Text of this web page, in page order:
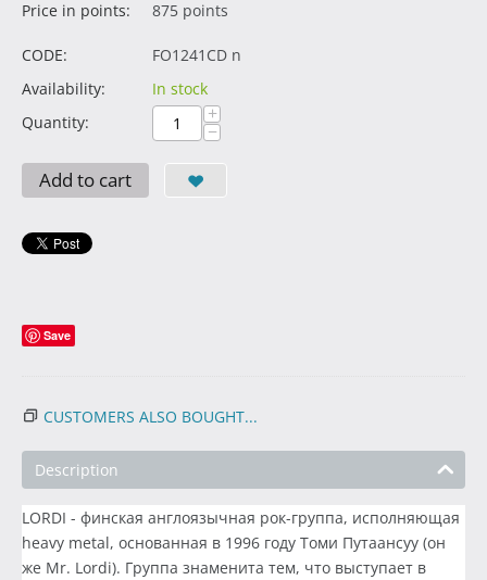
Price in points: 875 points
CODE:
FO1241CD n
Availability:
In stock
Quantity:
+
−
Add to cart
Save
CUSTOMERS ALSO BOUGHT...
Description
LORDI - финская англоязычная рок-группа, исполняющая
heavy metal, основанная в 1996 году Томи Путаансуу (он
же Mr. Lordi). Группа знаменита тем, что выступает в